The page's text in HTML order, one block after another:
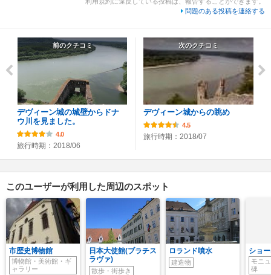
問題のある投稿を連絡する
前のクチコミ
デヴィーン城の城壁からドナ
ウ川を見ました。
4.0
旅行時期：2018/06
次のクチコミ
デヴィーン城からの眺め
4.5
旅行時期：2018/07
このユーザーが利用した周辺のスポット
市歴史博物館
博物館・美術館・ギ
ャラリー
日本大使館(ブラチス
ラヴァ)
散歩・街歩き
ロランド噴水
建造物
ショ
モニ
碑